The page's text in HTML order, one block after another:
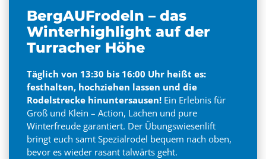
BergAUFrodeln – das
Winterhighlight auf der
Turracher Höhe
Täglich von 13:30 bis 16:00 Uhr heißt es:
festhalten, hochziehen lassen und die
Rodelstrecke hinuntersausen! Ein Erlebnis für
Groß und Klein – Action, Lachen und pure
Winterfreude garantiert. Der Übungswiesenlift
bringt euch samt Spezialrodel bequem nach oben,
bevor es wieder rasant talwärts geht.